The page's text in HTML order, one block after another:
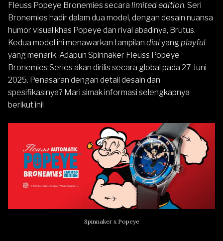
Fleuss Popeye Bronemies secara limited edition. Seri
Bronemies hadir dalam dua model, dengan desain nuansa
humor visual khas Popeye dan rival abadinya, Brutus.
Kedua model ini menawarkan tampilan dialyang playful
yang menarik. Adapun Spinnaker Fleuss Popeye
Bronemies Series akan dirilis secara global pada 27 Juni
2025. Penasaran dengan detail desain dan
spesifikasinya? Mari simak informasi selengkapnya
berikut ini!
Spinnaker x Popeye